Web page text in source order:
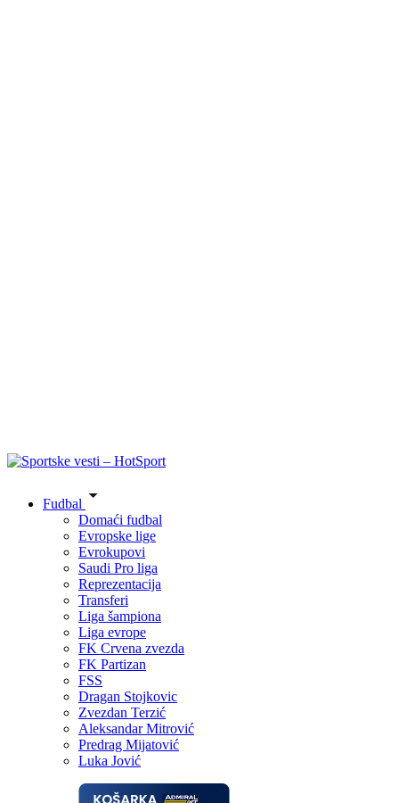
Fudbal
Domaći fudbal
Evropske lige
Evrokupovi
Saudi Pro liga
Reprezentacija
Transferi
Liga šampiona
Liga evrope
FK Crvena zvezda
FK Partizan
FSS
Dragan Stojkovic
Zvezdan Terzić
Aleksandar Mitrović
Predrag Mijatović
Luka Jović